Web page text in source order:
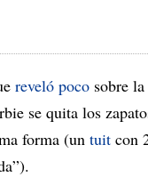
reveló poco sobre
se quita los
forma (un tuit con